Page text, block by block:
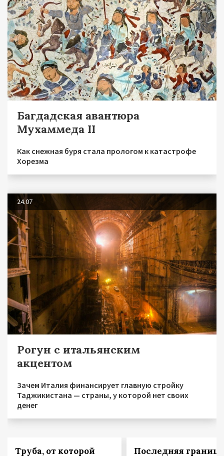
Багдадская авантюра
Мухаммеда II
Как снежная буря стала прологом к катастрофе
Хорезма
24.07
Рогун с итальянским
акцентом
Зачем Италия финансирует главную стройку
Таджикистана — страны, у которой нет своих
денег
Труба, от которой Последняя граница